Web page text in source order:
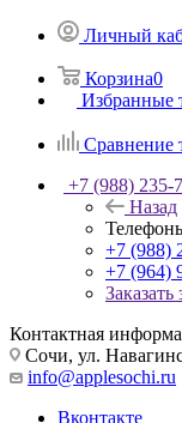
Личный
Корзина0
Избранные
Сравнение
+7 (988) 235-
Назад
+7 (988)
+7 (964)
Заказать
Контактная
Сочи, ул.
info@applesochi.ru
Вконтакте